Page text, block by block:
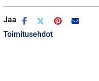
Jaa
Toimitusehdot